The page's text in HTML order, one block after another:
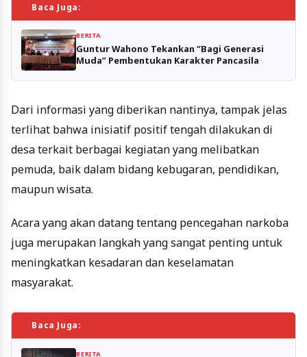
Baca Juga:
BERITA
Guntur Wahono Tekankan “Bagi Generasi
Muda” Pembentukan Karakter Pancasila
Dari informasi yang diberikan nantinya, tampak jelas
terlihat bahwa inisiatif positif tengah dilakukan di
desa terkait berbagai kegiatan yang melibatkan
pemuda, baik dalam bidang kebugaran, pendidikan,
maupun wisata.
Acara yang akan datang tentang pencegahan narkoba
juga merupakan langkah yang sangat penting untuk
meningkatkan kesadaran dan keselamatan
masyarakat.
Baca Juga:
BERITA